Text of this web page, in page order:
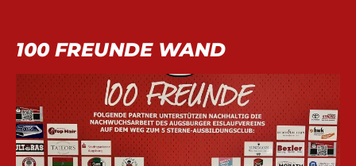
100 FREUNDE WAND